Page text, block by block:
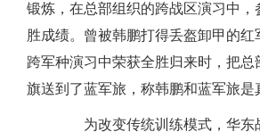
锻炼，在总部组织的跨战区演习中，
胜成绩。曾被韩鹏打得丢盔卸甲的红
跨军种演习中荣获全胜归来时，把总
旗送到了蓝军旅，称韩鹏和蓝军旅是
为改变传统训练模式，华东